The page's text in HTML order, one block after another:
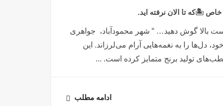
🏝️که تا الان نرفته اید.
بالا گوش دهید… “ شهر محمودآباد، جواهری
دل‌ها را به نغمه‌هایی آرام می‌لرزاند. این
تولید برنج متمایز کرده است. ...
ادامه مطلب